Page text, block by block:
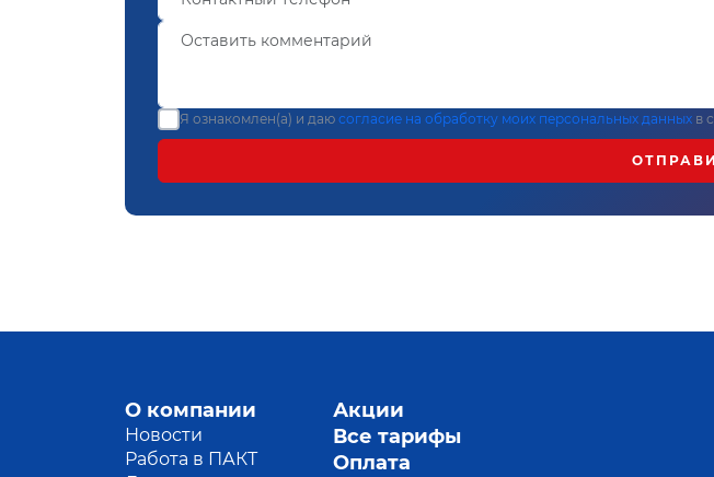
Я ознакомлен(а) и даю согласие на обработку моих персональных данных в
О компании
Новости
Работа в ПАКТ
Акции
Все тарифы
Оплата